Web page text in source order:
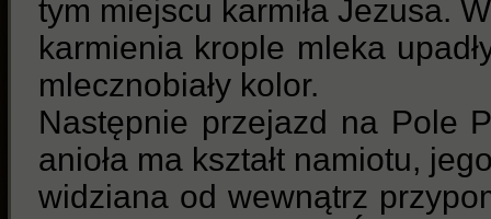
tym miejscu karmiła Jezusa.
karmienia krople mleka
mlecznobiały kolor.
Następnie przejazd na Pole
anioła ma kształt namiotu,
widziana od wewnątrz